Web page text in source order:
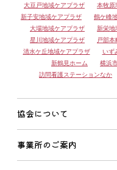
大豆戸地域ケアプラザ
本牧原
新子安地域ケアプラザ
鶴ケ峰
大場地域ケアプラザ
新栄地
星川地域ケアプラザ
戸部
清水ケ丘地域ケアプラザ
いず
新鶴見ホーム
横浜
訪問看護ステーションなか
協会について
事業所のご案内